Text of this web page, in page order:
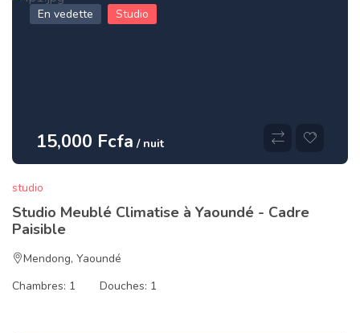
En vedette Studio
15,000 Fcfa / nuit
studio
Studio Meublé Climatise à Yaoundé - Cadre
Paisible
Mendong, Yaoundé
Chambres: 1 Douches: 1